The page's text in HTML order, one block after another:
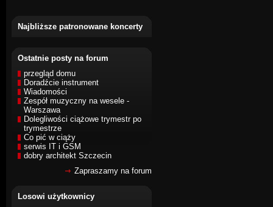
Najbliższe patronowane koncerty
Ostatnie posty na forum
przegląd domu
Doradźcie instrument
Wiadomości
Zespół muzyczny na wesele -
Warszawa
Dolegliwości ciążowe trymestr po
trymestrze
Co pić w ciąży
serwis IT i GSM
dobry architekt Szczecin
Zapraszamy na forum
Losowi użytkownicy